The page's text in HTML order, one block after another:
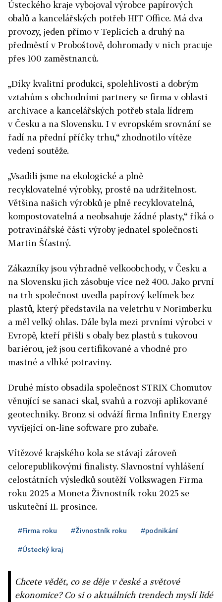
Ústeckého kraje vybojoval výrobce papírových
obalů a kancelářských potřeb HIT Office. Má dva
provozy, jeden přímo v Teplicích a druhý na
předměstí v Proboštově, dohromady v nich pracuje
přes 100 zaměstnanců.
„Díky kvalitní produkci, spolehlivosti a dobrým
vztahům s obchodními partnery se firma v oblasti
archivace a kancelářských potřeb stala lídrem
v Česku a na Slovensku. I v evropském srovnání se
řadí na přední příčky trhu,“ zhodnotilo vítěze
vedení soutěže.
„Vsadili jsme na ekologické a plně
recyklovatelné výrobky, prostě na udržitelnost.
Většina našich výrobků je plně recyklovatelná,
kompostovatelná a neobsahuje žádné plasty,“ říká o
potravinářské části výroby jednatel společnosti
Martin Šťastný.
Zákazníky jsou výhradně velkoobchody, v Česku a
na Slovensku jich zásobuje více než 400. Jako první
na trh společnost uvedla papírový kelímek bez
plastů, který představila na veletrhu v Norimberku
a měl velký ohlas. Dále byla mezi prvními výrobci v
Evropě, kteří přišli s obaly bez plastů s tukovou
bariérou, jež jsou certifikované a vhodné pro
mastné a vlhké potraviny.
Druhé místo obsadila společnost STRIX Chomutov
věnující se sanaci skal, svahů a rozvoji aplikované
geotechniky. Bronz si odváží firma Infinity Energy
vyvíjející on-line software pro zubaře.
Vítězové krajského kola se stávají zároveň
celorepublikovými finalisty. Slavnostní vyhlášení
celostátních výsledků soutěží Volkswagen Firma
roku 2025 a Moneta Živnostník roku 2025 se
uskuteční 11. prosince.
#Firma roku #Živnostník roku #podnikání
#Ústecký kraj
Chcete vědět, co se děje v české a světové
ekonomice? Co si o aktuálních trendech myslí lidé